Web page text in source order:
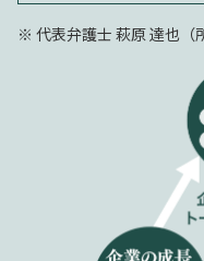
代表弁護士 萩原 達也（